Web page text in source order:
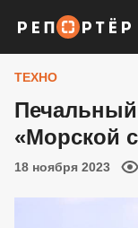
ТЕХНО
«Морской
18 ноября 2023